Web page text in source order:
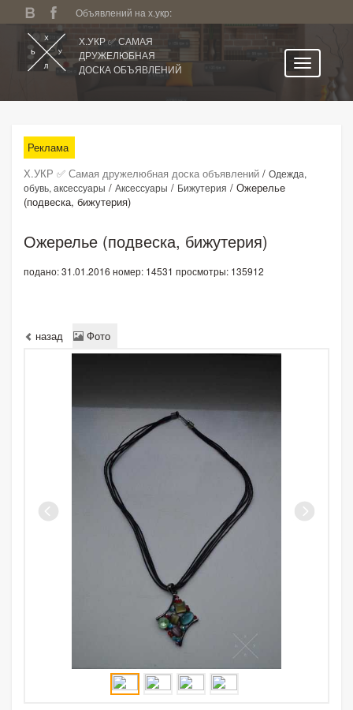
Объявлений на х.укр:
Х.УКР ✅ САМАЯ
ДРУЖЕЛЮБНАЯ
ДОСКА ОБЪЯВЛЕНИЙ
Все регионы
Категории
Избранное
Личный кабинет
Поиск по сайту
Реклама
Х.УКР ✅ Самая дружелюбная доска объявлений / Одежда,
обувь, аксессуары / Аксессуары / Бижутерия / Ожерелье
(подвеска, бижутерия)
Ожерелье (подвеска, бижутерия)
подано: 31.01.2016 номер: 14531 просмотры: 135912
назад Фото